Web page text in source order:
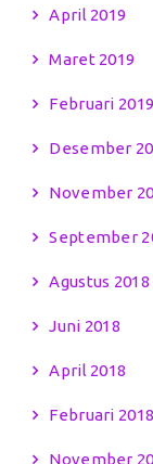
April 2019
Maret 2019
Februari 2019
Desember
November
September
Agustus 2018
Juni 2018
April 2018
Februari 2018
November